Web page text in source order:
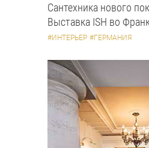
Сантехника нового
Выставка ISH во
#ИНТЕРЬЕР #ГЕРМАНИЯ